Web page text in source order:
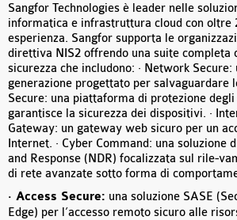
Sangfor Technologies è leader nelle
informatica e infrastruttura cloud con oltre
esperienza. Sangfor supporta le
direttiva NIS2 offrendo una suite completa
sicurezza che includono: · Network
generazione progettato per salvaguardare
Secure: una piattaforma di protezione
garantisce la sicurezza dei dispositivi. ·
Gateway: un gateway web sicuro per un
Internet. · Cyber Command: una soluzione
and Response (NDR) focalizzata sul rile-
di rete avanzate sotto forma di
· Access Secure: una soluzione SASE
Edge) per l’accesso remoto sicuro alle